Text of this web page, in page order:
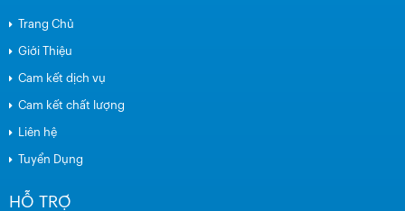
Trang Chủ
Giới Thiệu
Cam kết dịch vụ
Cam kết chất lượng
Liên hệ
Tuyển Dụng
HỖ TRỢ